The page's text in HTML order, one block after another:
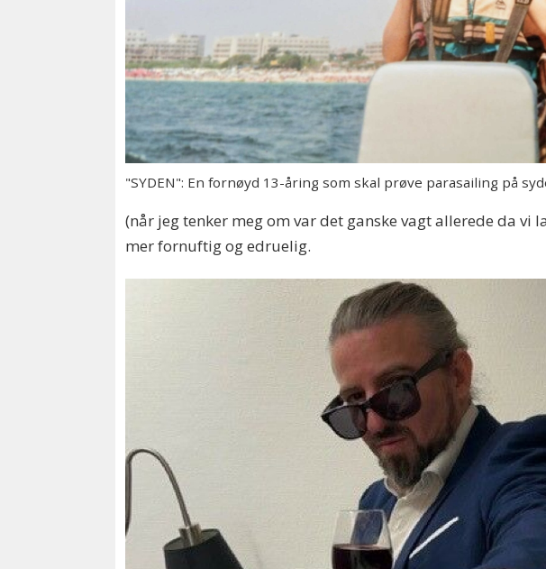
"SYDEN": En fornøyd 13-åring som skal prøve parasailing på
(når jeg tenker meg om var det ganske vagt allerede da
mer fornuftig og edruelig.